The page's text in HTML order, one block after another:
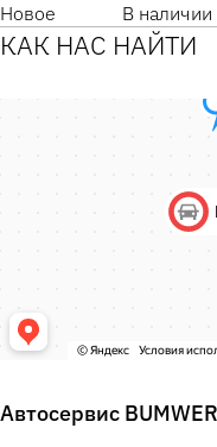
Новое
В
КАК НАС НАЙТИ
Автосервис